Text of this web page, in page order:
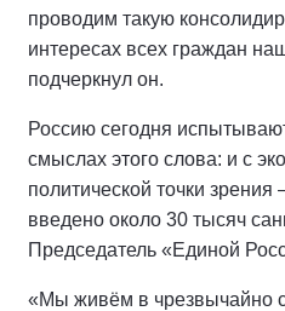
проводим такую
интересах всех граждан
подчеркнул он.
Россию сегодня
смыслах этого слова: и с
политической точки
введено около 30 тысяч
Председатель «Единой
«Мы живём в чрезвычайно